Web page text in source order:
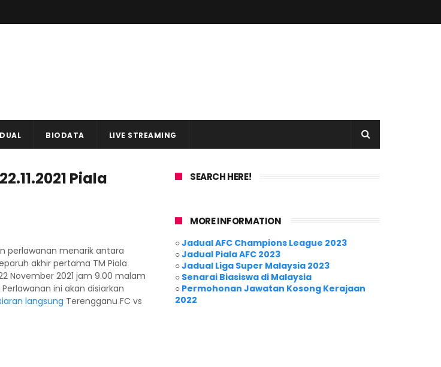
BIODATA LIVE STREAMING
Piala
perlawanan menarik antara
akhir pertama TM Piala
November 2021 jam 9.00 malam
ini akan disiarkan
langsung Terengganu FC vs
SEARCH HERE!
MORE INFORMATION
○Jadual AFC Champions League 2023
○Jadual Piala AFC 2023
○Jadual Liga Super Malaysia 2023
○ Senarai Biasiswa di Malaysia
○ Permohonan Jawatan Kosong Kerajaan
2022